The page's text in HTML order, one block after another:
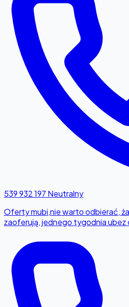
539 932 197 Neutralny
Oferty mubi,nie warto odbierać,
zaoferują, jednego tygodnia